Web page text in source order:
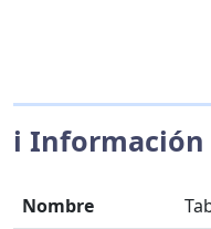
ℹ️ Información
Nombre